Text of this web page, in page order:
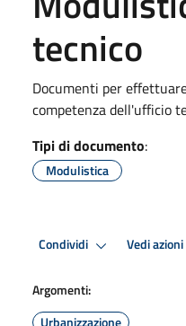
tecnico
Documenti per
competenza dell'ufficio
Tipi di documento:
Modulistica
Condividi Vedi azioni
Argomenti:
Urbanizzazione